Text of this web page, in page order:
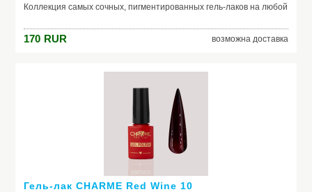
Коллекция самых сочных, пигментированных гель-лаков на любой
вдохновением. Скорее открывай свой, как бутылку изысканного
вина, и пили шедевральные nails.
170 RUR возможна доставка
Гель-лак CHARME Red Wine 10